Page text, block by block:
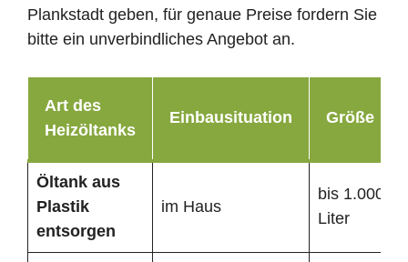
Plankstadt geben, für genaue Preise fordern Sie
bitte ein unverbindliches Angebot an.
Art des
Heizöltanks
Einbausituation Größe
Öltank aus
Plastik
entsorgen
im Haus
bis 1.000
Liter